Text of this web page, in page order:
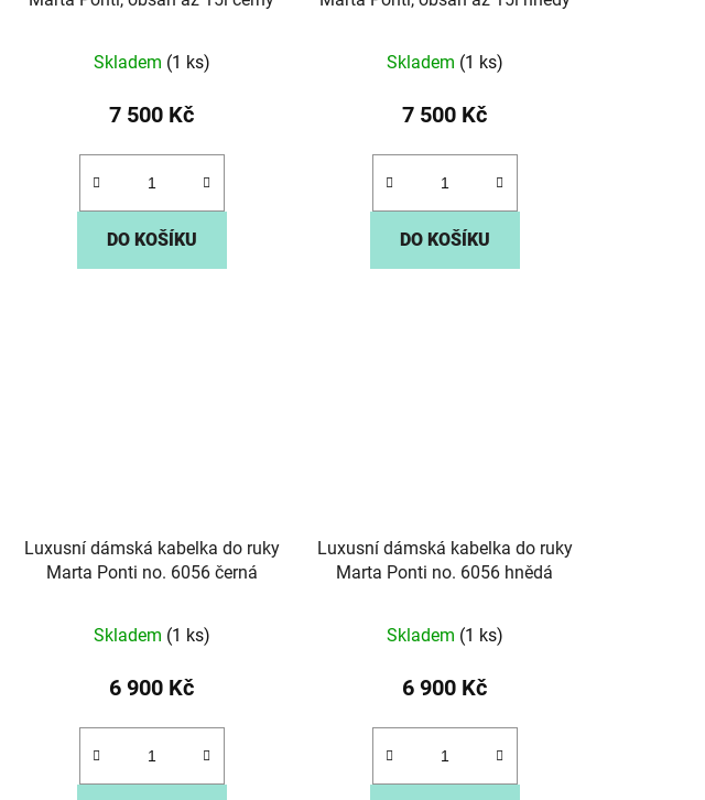
Skladem (1 ks)
7 500 Kč
DO KOŠÍKU
Skladem (1 ks)
7 500 Kč
DO KOŠÍKU
Luxusní dámská kabelka do ruky
Marta Ponti no. 6056 černá
Skladem (1 ks)
6 900 Kč
Luxusní dámská kabelka do ruky
Marta Ponti no. 6056 hnědá
Skladem (1 ks)
6 900 Kč